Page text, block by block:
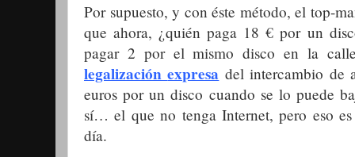
Por supuesto, y con éste método, el top-
que ahora, ¿quién paga 18 € por un
pagar 2 por el mismo disco en la
legalizaciónexpresa del intercambio de
euros por un disco cuando se lo puede
sí… el que no tenga Internet, pero eso
día.